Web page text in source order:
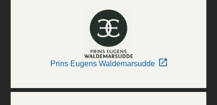
Prins Eugens Waldemarsudde